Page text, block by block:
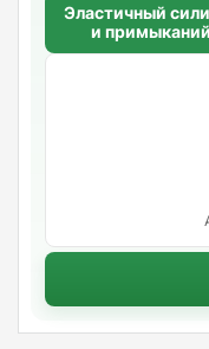
Эластичный
и